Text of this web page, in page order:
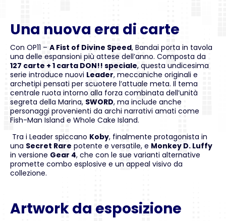
Una nuova era di carte
Con OP11 – A Fist of Divine Speed, Bandai porta in tavola
una delle espansioni più attese dell’anno. Composta da
127 carte + 1 carta DON!! speciale, questa undicesima
serie introduce nuovi Leader, meccaniche originali e
archetipi pensati per scuotere l’attuale meta. Il tema
centrale ruota intorno alla forza combinata dell’unità
segreta della Marina, SWORD, ma include anche
personaggi provenienti da archi narrativi amati come
Fish-Man Island e Whole Cake Island.
Tra i Leader spiccano Koby, finalmente protagonista in
una Secret Rare potente e versatile, e Monkey D. Luffy
in versione Gear 4, che con le sue varianti alternative
promette combo esplosive e un appeal visivo da
collezione.
Artwork da esposizione